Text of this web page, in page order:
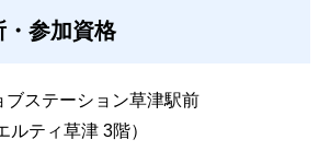
・参加資格
ブステーション草津駅前
ルティ草津 3階）